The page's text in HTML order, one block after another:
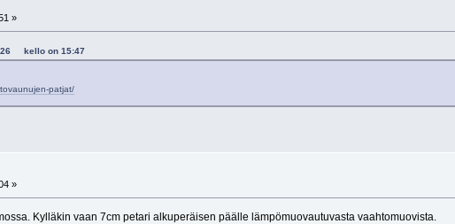
»
kello on 15:47
patjat/
»
Kylläkin vaan 7cm petari alkuperäisen päälle lämpömuovautuvasta vaahtomuovista.